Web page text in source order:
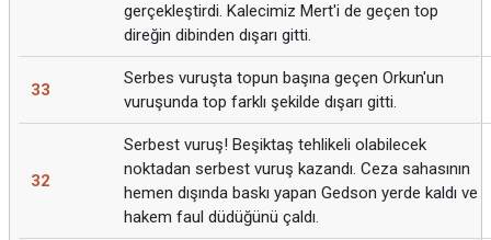
gerçekleştirdi. Kalecimiz Mert'i de geçen top
direğin dibinden dışarı gitti.
33
Serbes vuruşta topun başına geçen Orkun'un
vuruşunda top farklı şekilde dışarı gitti.
32
Serbest vuruş! Beşiktaş tehlikeli olabilecek
noktadan serbest vuruş kazandı. Ceza sahasının
hemen dışında baskı yapan Gedson yerde kaldı ve
hakem faul düdüğünü çaldı.